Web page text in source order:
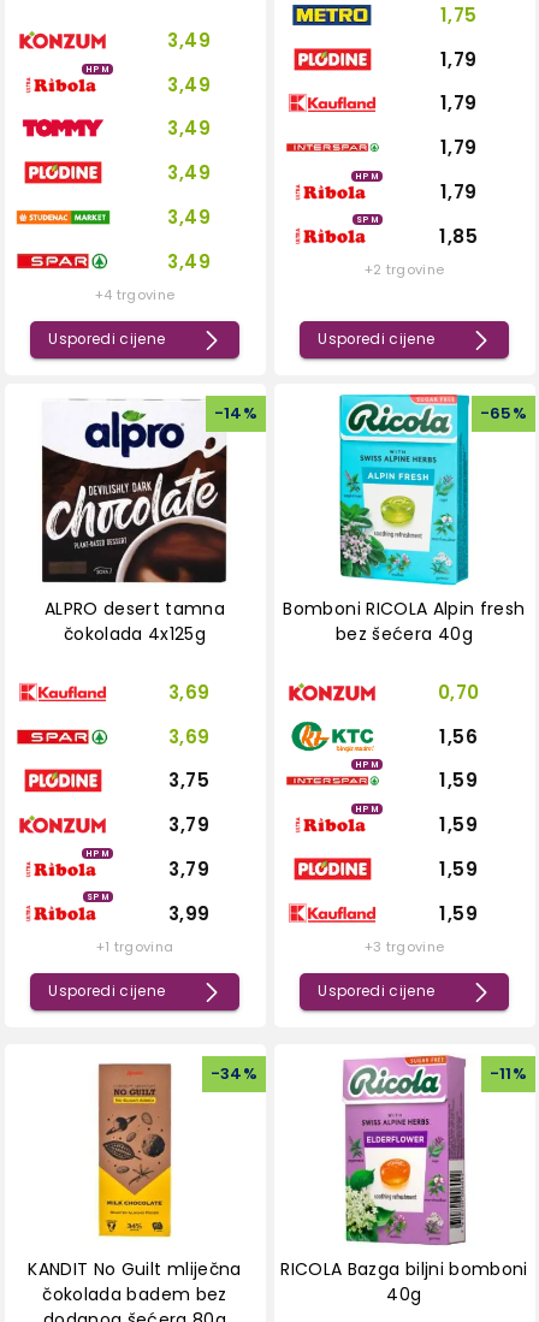
3,49
HPM
3,49
3,49
3,49
3,49
3,49
+4 trgovine
Usporedi cijene
1,75
1,79
1,79
1,79
HPM
1,79
SPM
1,85
+2 trgovine
Usporedi cijene
-14%
ALPRO desert tamna
čokolada 4x125g
3,69
3,69
3,75
3,79
HPM
3,79
SPM
3,99
+1 trgovina
Usporedi cijene
-65%
Bomboni RICOLA Alpin fresh
bez šećera 40g
0,70
1,56
HPM
1,59
HPM
1,59
1,59
1,59
+3 trgovine
Usporedi cijene
-34%
KANDIT No Guilt mliječna
čokolada badem bez
-11%
RICOLA Bazga biljni bomboni
40g